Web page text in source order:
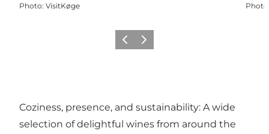
Photo: VisitKøge Photo
PrécédentSuivant
Coziness, presence, and sustainability: A wide
selection of delightful wines from around the